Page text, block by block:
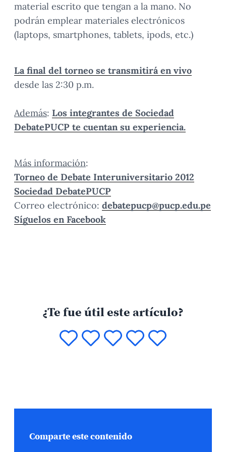
material escrito que tengan a la mano. No
podrán emplear materiales electrónicos
(laptops, smartphones, tablets, ipods, etc.)
La final del torneo se transmitirá en vivo
desde las 2:30 p.m.
Además: Los integrantes de Sociedad
DebatePUCP te cuentan su experiencia.
Más información:
Torneo de Debate Interuniversitario 2012
Sociedad DebatePUCP
Correo electrónico: debatepucp@pucp.edu.pe
Síguelos en Facebook
¿Te fue útil este artículo?
Comparte este contenido